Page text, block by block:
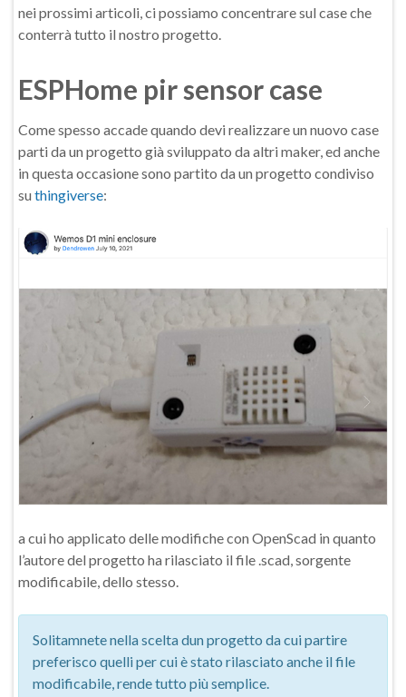
nei prossimi articoli, ci possiamo concentrare sul case che
conterrà tutto il nostro progetto.
ESPHome pir sensor case
Come spesso accade quando devi realizzare un nuovo case
parti da un progetto già sviluppato da altri maker, ed anche
in questa occasione sono partito da un progetto condiviso
su thingiverse:
a cui ho applicato delle modifiche con OpenScad in quanto
l’autore del progetto ha rilasciato il file .scad, sorgente
modificabile, dello stesso.
Solitamnete nella scelta dun progetto da cui partire
preferisco quelli per cui è stato rilasciato anche il file
modificabile, rende tutto più semplice.